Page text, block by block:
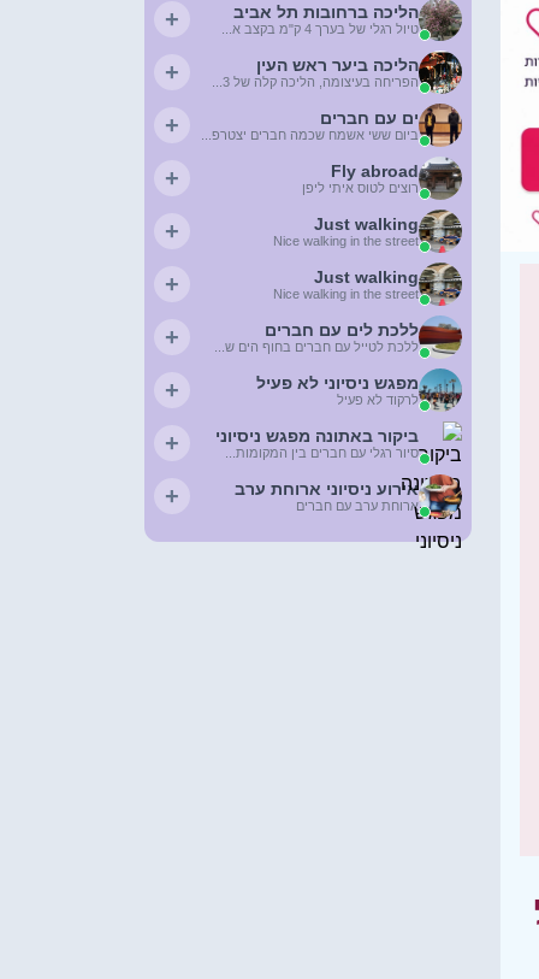
הליכה ברחובות תל אביב
טיול רגלי של בערך 4 ק"מ בקצב א... +
הליכה ביער ראש העין
הפריחה בעיצומה, הליכה קלה של 3... +
ים עם חברים
ביום ששי אשמח שכמה חברים יצטרפ... +
Fly abroad
רוצים לטוס איתי ליפן +
Just walking
Nice walking in the street
+
Just walking
Nice walking in the street
+
ללכת לים עם חברים
ללכת לטייל עם חברים בחוף הים ש... +
מפגש ניסיוני לא פעיל
לרקוד לא פעיל +
ביקור באתונה מפגש ניסיוני
סיור רגלי עם חברים בין המקומות... +
אירוע ניסיוני ארוחת ערב
ארוחת ערב עם חברים +